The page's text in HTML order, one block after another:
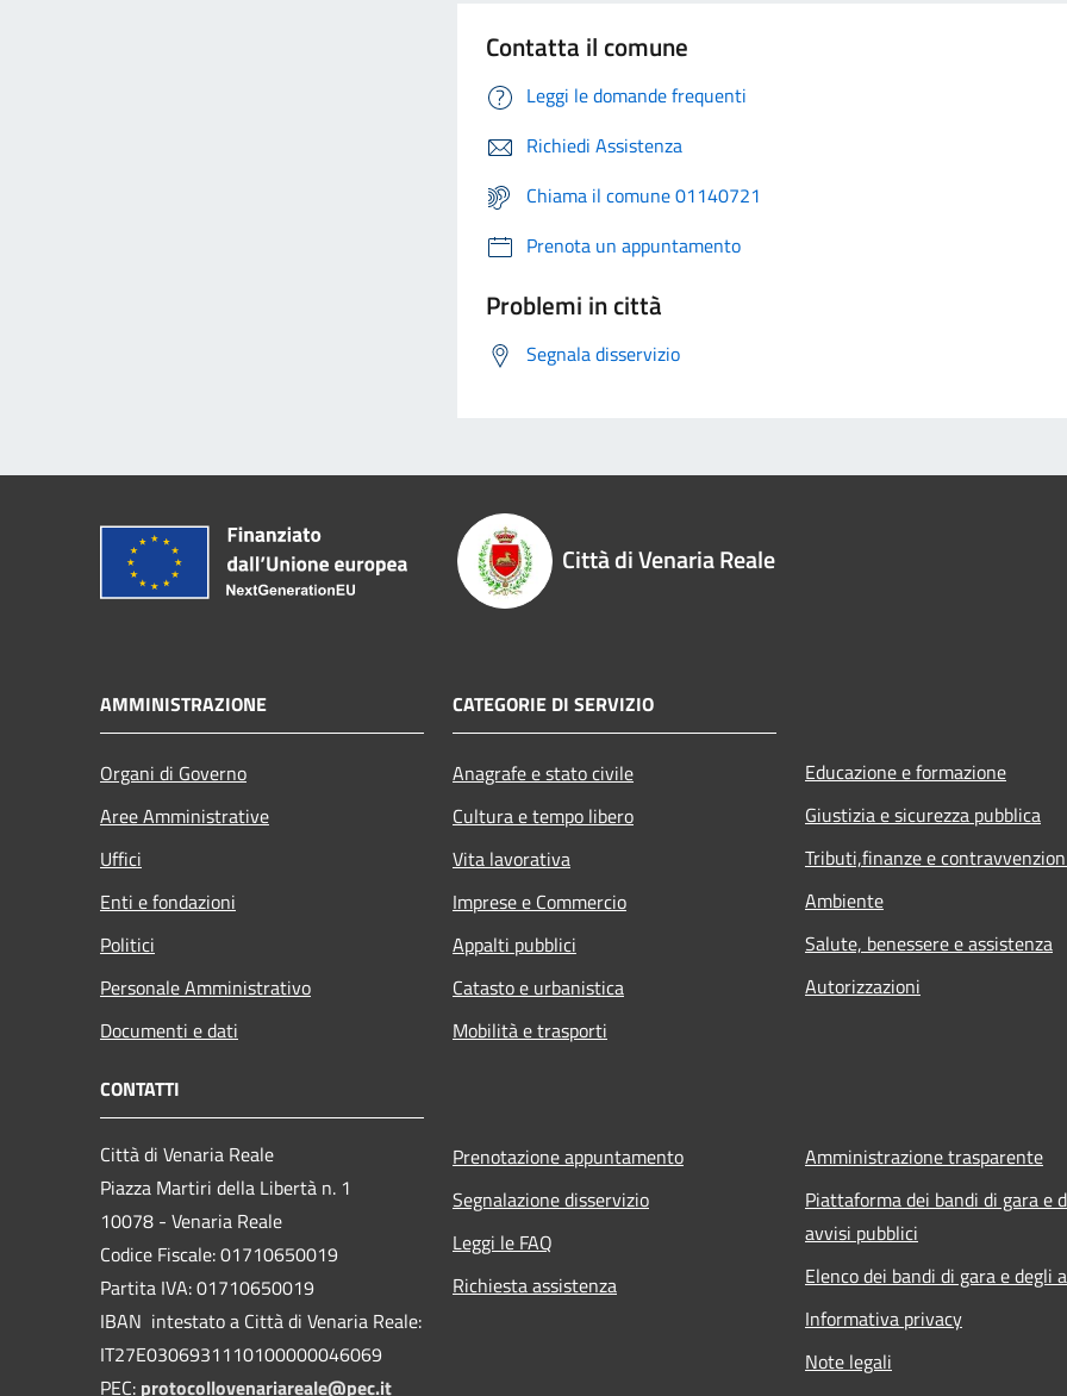
Contatta il comune
Leggi le domande frequenti
Richiedi Assistenza
Chiama il comune 01140721
Prenota un appuntamento
Problemi in città
Segnala disservizio
Città di Venaria Reale
AMMINISTRAZIONE
Organi di Governo
Aree Amministrative
Uffici
Enti e fondazioni
Politici
Personale Amministrativo
Documenti e dati
CATEGORIE DI SERVIZIO
Anagrafe e stato civile
Cultura e tempo libero
Vita lavorativa
Imprese e Commercio
Appalti pubblici
Catasto e urbanistica
Mobilità e trasporti
Educazione e formazione
Giustizia e sicurezza pubblica
Tributi,finanze e
Ambiente
Salute, benessere e assistenza
Autorizzazioni
CONTATTI
Città di Venaria Reale
Piazza Martiri della Libertà n. 1
10078 - Venaria Reale
Codice Fiscale: 01710650019
Partita IVA: 01710650019
IBAN intestato a Città di Venaria Reale:
IT27E0306931110100000046069
PEC: protocollovenariareale@pec.it
Prenotazione appuntamento
Segnalazione disservizio
Leggi le FAQ
Richiesta assistenza
Amministrazione trasparente
Piattaforma dei bandi di gara e
avvisi pubblici
Elenco dei bandi di gara e degli
Informativa privacy
Note legali